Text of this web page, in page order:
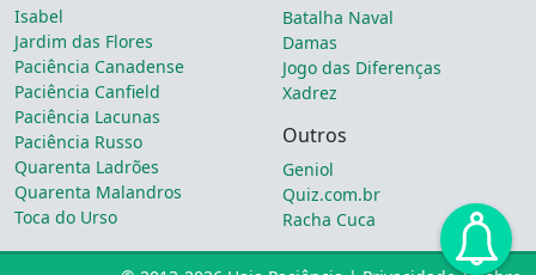
Isabel
Jardim das Flores
Paciência Canadense
Paciência Canfield
Paciência Lacunas
Paciência Russo
Quarenta Ladrões
Quarenta Malandros
Toca do Urso
Batalha Naval
Damas
Jogo das Diferenças
Xadrez
Outros
Geniol
Quiz.com.br
Racha Cuca